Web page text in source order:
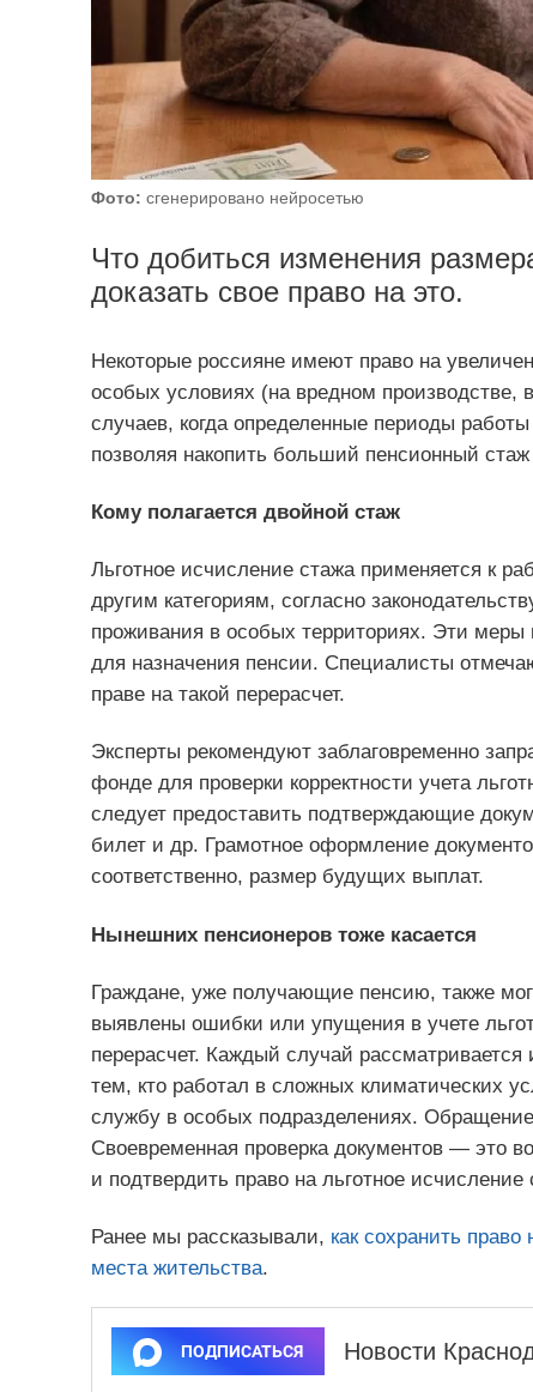
Фото: сгенерировано нейросетью
Что добиться изменения
доказать свое право на это.
Некоторые россияне имеют право на
особых условиях (на вредном производстве,
случаев, когда определенные периоды
позволяя накопить больший пенсионный
Кому полагается двойной стаж
Льготное исчисление стажа применяется к
другим категориям, согласно
проживания в особых территориях. Эти
для назначения пенсии. Специалисты
праве на такой перерасчет.
Эксперты рекомендуют заблаговременно
фонде для проверки корректности учета
следует предоставить подтверждающие
билет и др. Грамотное оформление
соответственно, размер будущих выплат.
Нынешних пенсионеров тоже касается
Граждане, уже получающие пенсию, также
выявлены ошибки или упущения в учете
перерасчет. Каждый случай
тем, кто работал в сложных климатических
службу в особых подразделениях.
Своевременная проверка документов — это
и подтвердить право на льготное
Ранее мы рассказывали, как сохранить
места жительства.
ПОДПИСАТЬСЯ Новости